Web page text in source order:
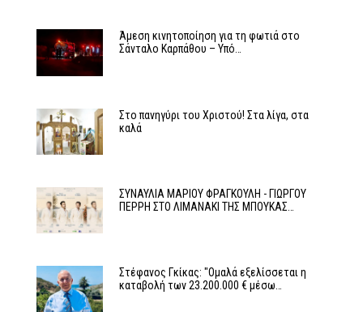
Άμεση κινητοποίηση για τη φωτιά στο
Σάνταλο Καρπάθου – Υπό…
Στο πανηγύρι του Χριστού! Στα λίγα, στα
καλά
ΣΥΝΑΥΛΙΑ ΜΑΡΙΟΥ ΦΡΑΓΚΟΥΛΗ - ΓΙΩΡΓΟΥ
ΠΕΡΡΗ ΣΤΟ ΛΙΜΑΝΑΚΙ ΤΗΣ ΜΠΟΥΚΑΣ…
Στέφανος Γκίκας: "Ομαλά εξελίσσεται η
καταβολή των 23.200.000 € μέσω…